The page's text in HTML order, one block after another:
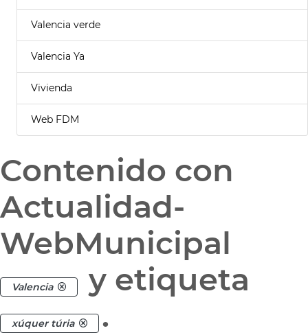
Valencia verde
Valencia Ya
Vivienda
Web FDM
Contenido con
Actualidad-
WebMunicipal
Valencia y etiqueta
xúquer túria .